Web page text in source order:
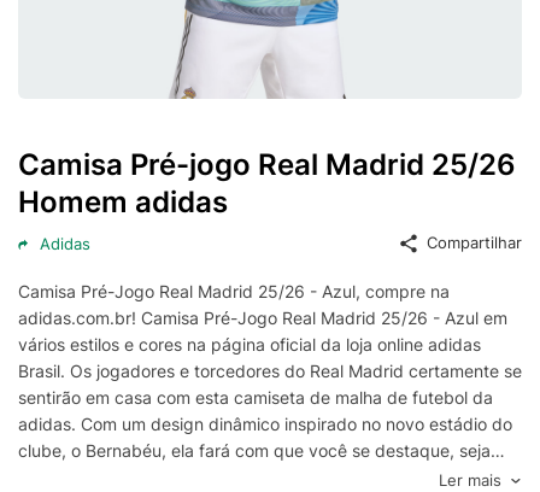
Camisa Pré-jogo Real Madrid 25/26
Homem adidas
Adidas Compartilhar
Camisa Pré-Jogo Real Madrid 25/26 - Azul, compre na
adidas.com.br! Camisa Pré-Jogo Real Madrid 25/26 - Azul em
vários estilos e cores na página oficial da loja online adidas
Brasil. Os jogadores e torcedores do Real Madrid certamente se
sentirão em casa com esta camiseta de malha de futebol da
adidas. Com um design dinâmico inspirado no novo estádio do
clube, o Bernabéu, ela fará com que você se destaque, seja
aprimorando suas habilidades ou torcendo pelos seus heróis. O
Ler mais